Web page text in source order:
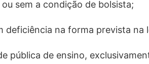
sem a condição de bolsista;
deficiência na forma prevista na
pública de ensino,